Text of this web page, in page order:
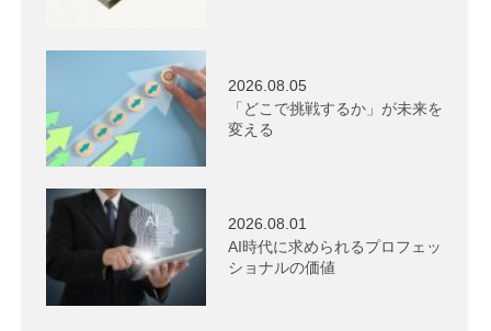
2026.08.05
「どこで挑戦するか」が未来を
変える
2026.08.01
AI時代に求められるプロフェッ
ショナルの価値